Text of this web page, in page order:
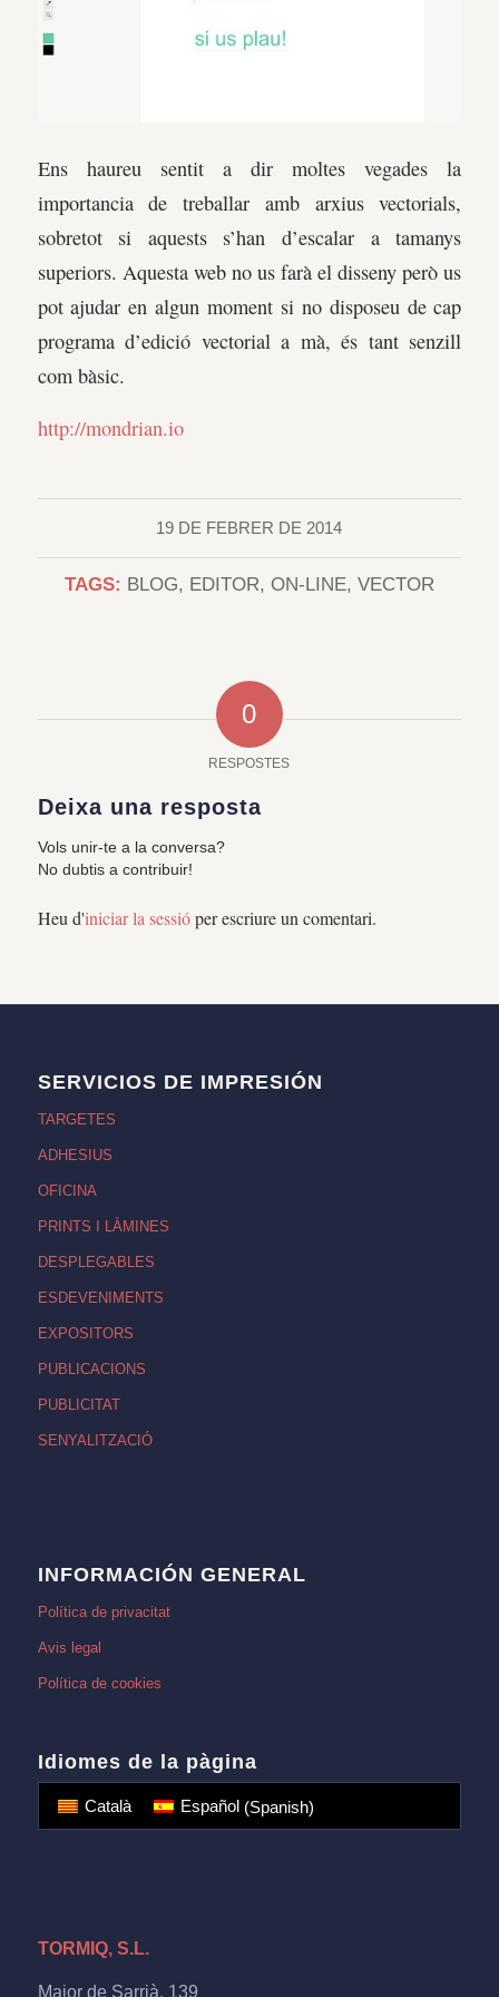
Ens haureu sentit a dir moltes vegades la
importancia de treballar amb arxius vectorials,
sobretot si aquests s’han d’escalar a tamanys
superiors. Aquesta web no us farà el disseny però us
pot ajudar en algun moment si no disposeu de cap
programa d’edició vectorial a mà, és tant senzill
com bàsic.
http://mondrian.io
19 DE FEBRER DE 2014
TAGS: BLOG, EDITOR, ON-LINE, VECTOR
0
RESPOSTES
Deixa una resposta
Vols unir-te a la conversa?
No dubtis a contribuir!
Heu d'iniciar la sessióper escriure un comentari.
SERVICIOS DE IMPRESIÓN
TARGETES
ADHESIUS
OFICINA
PRINTS I LÀMINES
DESPLEGABLES
ESDEVENIMENTS
EXPOSITORS
PUBLICACIONS
PUBLICITAT
SENYALITZACIÓ
INFORMACIÓN GENERAL
Política de privacitat
Avis legal
Política de cookies
Idiomes de la pàgina
Català Español(Spanish)
TORMIQ, S.L.
Major de Sarrià, 139